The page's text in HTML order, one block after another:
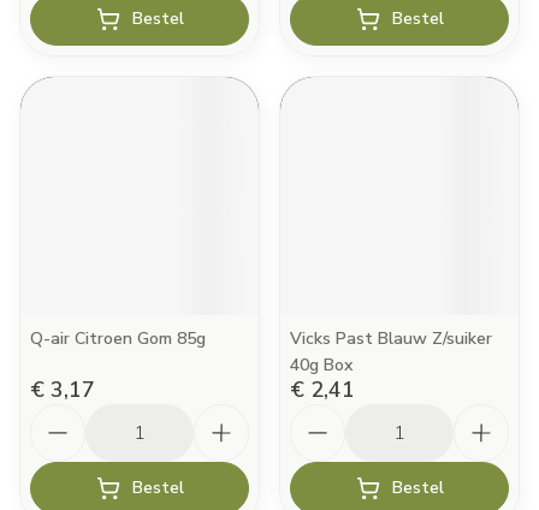
Bestel Bestel
Q-air Citroen Gom 85g
€ 3,17
Bestel
Vicks Past Blauw Z/suiker
40g Box
€ 2,41
Bestel